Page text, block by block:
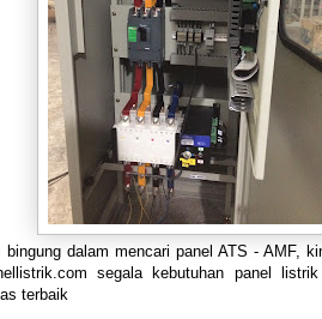
bingung dalam mencari panel ATS - AMF,
segala kebutuhan panel
terbaik